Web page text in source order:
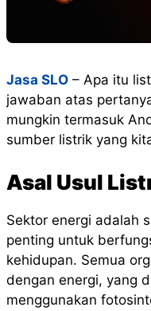
Jasa SLO – Apa itu
jawaban atas
mungkin termasuk
sumber listrik yang
Asal Usul
Sektor energi adalah
penting untuk
kehidupan. Semua
dengan energi, yang
menggunakan